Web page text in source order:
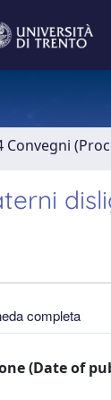
Convegni
completa
(Date of